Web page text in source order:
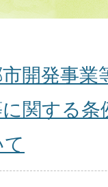
市開発事業
関する条